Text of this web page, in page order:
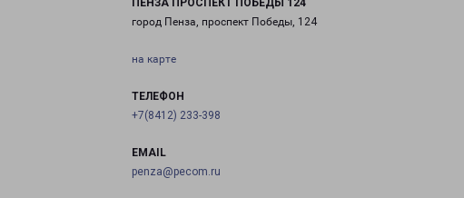
ПЕНЗА ПРОСПЕКТ ПОБЕДЫ 124
город Пенза, проспект Победы, 124
на карте
ТЕЛЕФОН
+7(8412) 233-398
EMAIL
penza@pecom.ru